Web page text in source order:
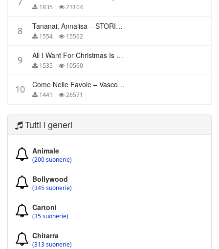
1835 23104
8 Tananai, Annalisa – STORIE BREVI
1554 15562
9 All I Want For Christmas Is You – Mariah Carey
1535 10560
10 Come Nelle Favole – Vasco Rossi
1441 26571
Tutti i generi
Animale
(200 suonerie)
Bollywood
(345 suonerie)
Cartoni
(35 suonerie)
Chitarra
(313 suonerie)